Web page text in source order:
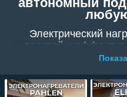
Электрический
простой и
стабильную
представлен
нагревателей